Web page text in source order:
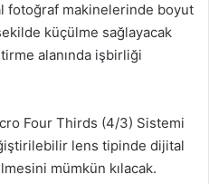
fotoğraf makinelerinde boyut
küçülme sağlayacak
alanında işbirliği
Four Thirds (4/3) Sistemi
lens tipinde dijital
mümkün kılacak.